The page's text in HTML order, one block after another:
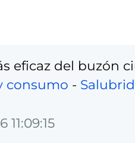
eficaz del buzón
consumo -